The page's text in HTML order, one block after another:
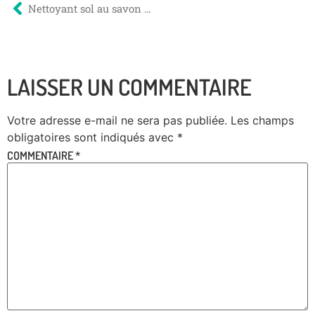
Nettoyant sol au savon de Marseille
LAISSER UN COMMENTAIRE
Votre adresse e-mail ne sera pas publiée. Les champs
obligatoires sont indiqués avec *
COMMENTAIRE*